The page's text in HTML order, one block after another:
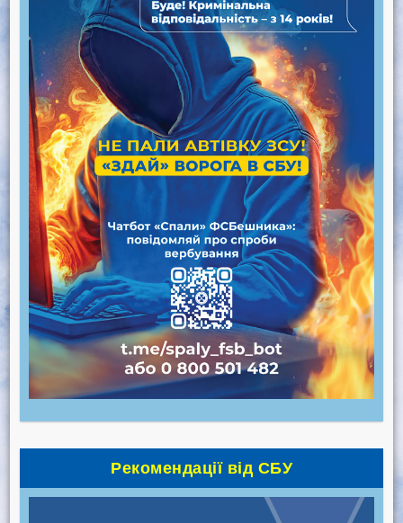
Рекомендації від СБУ